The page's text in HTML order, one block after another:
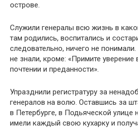
острове.
Служили генералы всю жизнь в
там родились, воспитались и
следовательно, ничего не
не знали, кроме: «Примите
почтении и преданности».
Упразднили регистратуру за
генералов на волю. Оставшись за
в Петербурге, в Подьяческой улице
имели каждый свою кухарку и